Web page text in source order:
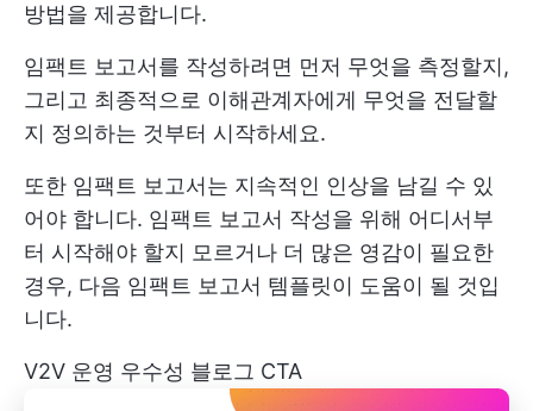
방법을 제공합니다.
임팩트 보고서를 작성하려면 먼저 무엇을 측정할지,
그리고 최종적으로 이해관계자에게 무엇을 전달할
지 정의하는 것부터 시작하세요.
또한 임팩트 보고서는 지속적인 인상을 남길 수 있
어야 합니다. 임팩트 보고서 작성을 위해 어디서부
터 시작해야 할지 모르거나 더 많은 영감이 필요한
경우, 다음 임팩트 보고서 템플릿이 도움이 될 것입
니다.
V2V 운영 우수성 블로그 CTA